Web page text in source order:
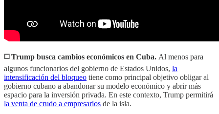
◻️ Trump busca cambios económicos en Cuba. Al menos para
algunos funcionarios del gobierno de Estados Unidos, la
intensificación del bloqueo tiene como principal objetivo obligar al
gobierno cubano a abandonar su modelo económico y abrir más
espacio para la inversión privada. En este contexto, Trump permitirá
la venta de crudo a empresarios de la isla.